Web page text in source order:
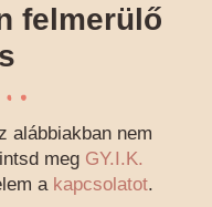
felmerülő
alábbiakban nem
meg GY.I.K.
a kapcsolatot.